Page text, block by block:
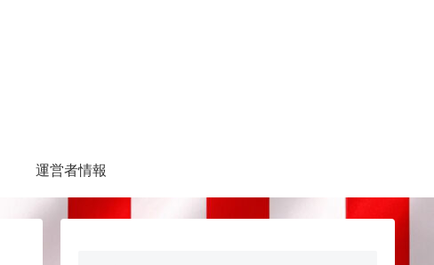
運営者情報